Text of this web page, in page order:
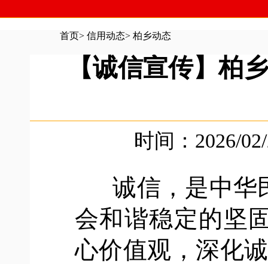
首页> 信用动态> 柏乡动态
【诚信宣传】柏
时间：2026/
诚信，是中华
会和谐稳定的坚
心价值观，深化